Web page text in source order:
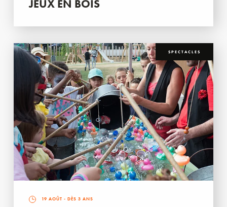
JEUX EN BOIS
SPECTACLES
19 AOÛT - DÈS 3 ANS